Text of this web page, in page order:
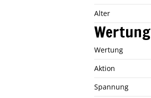
Alter
Wertung
Wertung
Aktion
Spannung